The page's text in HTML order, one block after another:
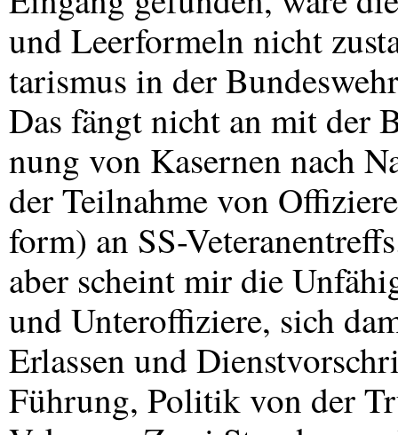
und Leerformeln nicht
tarismus in der
Das fängt nicht an mit der
nung von Kasernen nach
der Teilnahme von
form) an SS-
aber scheint mir die
und Unteroffiziere, sich
Erlassen und
Führung, Politik von der